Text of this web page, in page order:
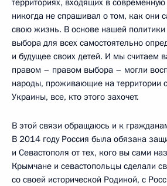
никогда не спрашивал о том, как они
свою жизнь. В основе нашей
выбора для всех самостоятельно
и будущее своих детей. И мы считаем
правом – правом выбора – могли
народы, проживающие на территории
Украины, все, кто этого захочет.
В этой связи обращаюсь и к
В 2014 году Россия была обязана
и Севастополя от тех, кого вы сами
Крымчане и севастопольцы сделали
со своей исторической Родиной, с